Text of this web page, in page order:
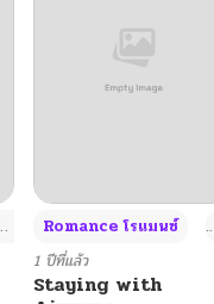
+4
Romance โรแมนซ์
1 ปีที่แล้ว
Staying with